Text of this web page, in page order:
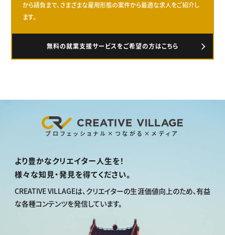
から請負まで、さまざまな雇用形態の案件から最適な求人をご紹介し
ます。
無料の就業支援サービスをご希望の方はこちら
プロフェッショナル×つながる×メディア
より豊かなクリエイター人生を！
様々な知見・発見を得てください。
CREATIVE VILLAGEは、 クリエイターの生涯価値向上のため、有益
な各種コンテンツを発信しています。